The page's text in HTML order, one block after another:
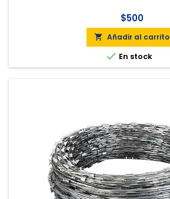
$500
 Añadir al carrito
 En stock